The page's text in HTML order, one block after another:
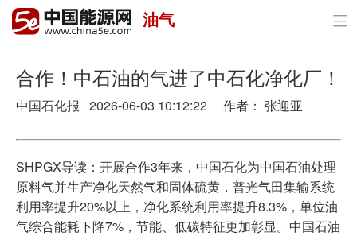
首页
政策与经济
油气
煤炭
电力
新能源
油气 
合作！中石油的气进了中石化净化厂！
中国石化报 2026-06-03 10:12:22 作者： 张迎亚
SHPGX导读：开展合作3年来，中国石化为中国石油处理
原料气并生产净化天然气和固体硫黄，普光气田集输系统
利用率提升20%以上，净化系统利用率提升8.3%，单位油
气综合能耗下降7%，节能、低碳特征更加彰显。中国石油